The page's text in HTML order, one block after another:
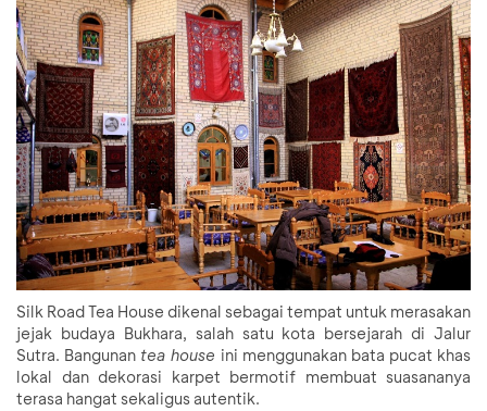
Silk Road Tea House dikenal sebagai tempat untuk merasakan
jejak budaya Bukhara, salah satu kota bersejarah di Jalur
Sutra. Bangunan tea house ini menggunakan bata pucat khas
lokal dan dekorasi karpet bermotif membuat suasananya
terasa hangat sekaligus autentik.